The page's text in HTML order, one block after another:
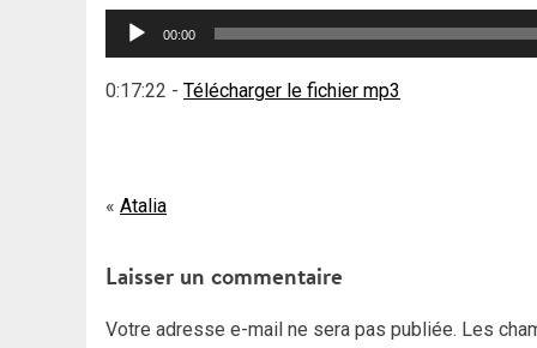
Lecteur
00:00
0:17:22 - Télécharger le fichier mp3
Navigation
Atalia
Laisser un commentaire
Votre adresse e-mail ne sera pas publiée. Les